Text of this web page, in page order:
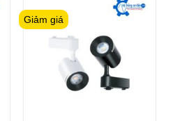
Giảm giá